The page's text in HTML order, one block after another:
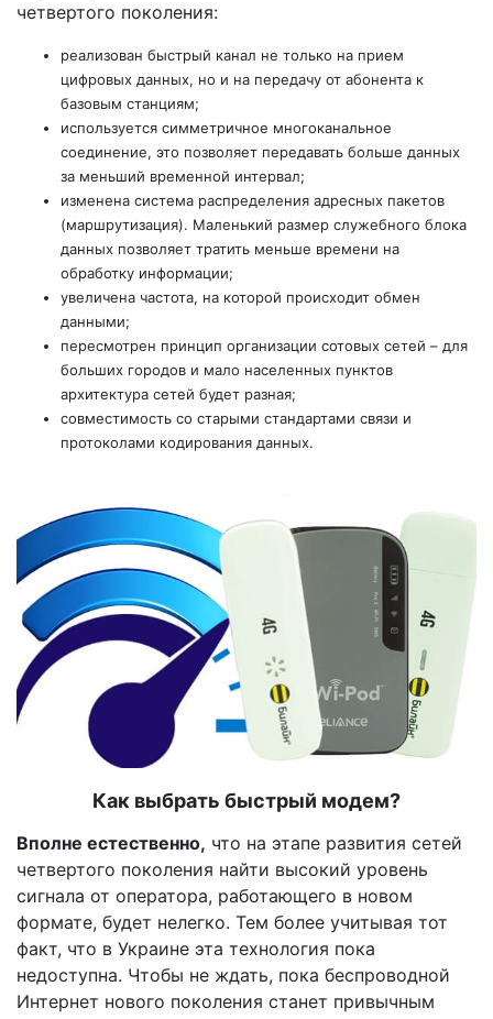
четвертого поколения:
реализован быстрый канал не только на прием
цифровых данных, но и на передачу от абонента к
базовым станциям;
используется симметричное многоканальное
соединение, это позволяет передавать больше данных
за меньший временной интервал;
изменена система распределения адресных пакетов
(маршрутизация). Маленький размер служебного блока
данных позволяет тратить меньше времени на
обработку информации;
увеличена частота, на которой происходит обмен
данными;
пересмотрен принцип организации сотовых сетей – для
больших городов и мало населенных пунктов
архитектура сетей будет разная;
совместимость со старыми стандартами связи и
протоколами кодирования данных.
Как выбрать быстрый модем?
Вполне естественно, что на этапе развития сетей
четвертого поколения найти высокий уровень
сигнала от оператора, работающего в новом
формате, будет нелегко. Тем более учитывая тот
факт, что в Украине эта технология пока
недоступна. Чтобы не ждать, пока беспроводной
Интернет нового поколения станет привычным